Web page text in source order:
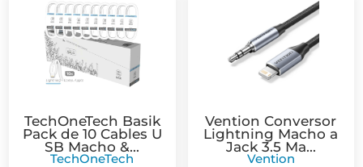
Macho
1m
Recubierto
TechOneTech Basik
Pack de 10 Cables U
SB Macho &...
TechOneTech
Vention Conversor
Lightning Macho a
Jack 3.5 Ma...
Vention